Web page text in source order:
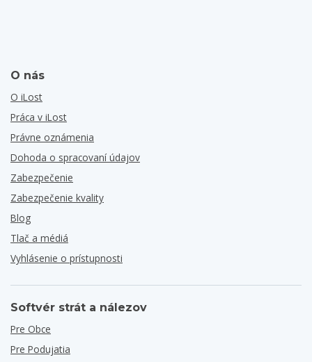
O nás
O iLost
Práca v iLost
Právne oznámenia
Dohoda o spracovaní údajov
Zabezpečenie
Zabezpečenie kvality
Blog
Tlač a médiá
Vyhlásenie o prístupnosti
Softvér strát a nálezov
Pre Obce
Pre Podujatia